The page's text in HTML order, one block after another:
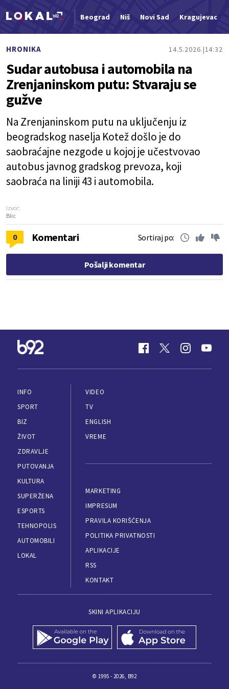
Beograd Niš Novi Sad Kragujevac
HRONIKA 14.5.2026. 14:32
Sudar autobusa i automobila na
Zrenjaninskom putu: Stvaraju se
gužve
Na Zrenjaninskom putu na uključenju iz
beogradskog naselja Kotež došlo je do
saobraćajne nezgode u kojoj je učestvovao
autobus javnog gradskog prevoza, koji
saobraća na liniji 43 i automobila.
Izvor:
Blic
0 Komentari Sortiraj po:
Pošalji komentar
INFO
SPORT
BIZ
ŽIVOT
ZDRAVLJE
PUTOVANJA
KULTURA
SUPERŽENA
ESPORTS
TEHNOPOLIS
AUTOMOBILI
LOKAL
VIDEO
TV
ENGLISH
VREME
MARKETING
IMPRESUM
PRAVILA KORIŠĆENJA
POLITIKA PRIVATNOSTI
APLIKACIJE
RSS
KONTAKT
SKINI APLIKACIJU
© 1995 - 2026, B92